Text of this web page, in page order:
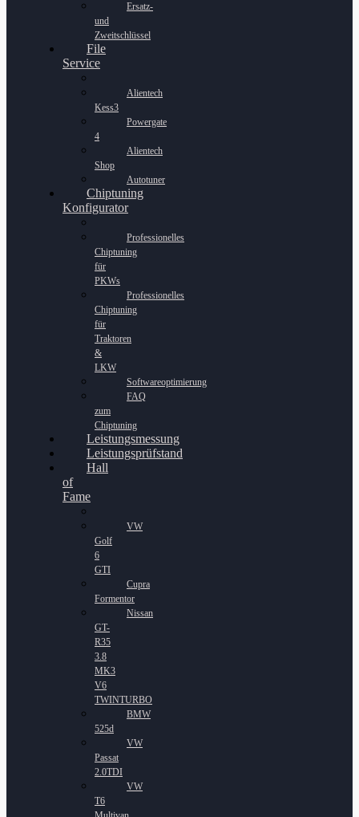
Ersatz-
und
Zweitschlüssel
File
Service
Alientech
Kess3
Powergate
4
Alientech
Shop
Autotuner
Chiptuning
Konfigurator
Professionelles
Chiptuning
für
PKWs
Professionelles
Chiptuning
für
Traktoren
&
LKW
Softwareoptimierung
FAQ
zum
Chiptuning
Leistungsmessung
Leistungsprüfstand
Hall
of
Fame
VW
Golf
6
GTI
Cupra
Formentor
Nissan
GT-
R35
3.8
MK3
V6
TWINTURBO
BMW
525d
VW
Passat
2.0TDI
VW
T6